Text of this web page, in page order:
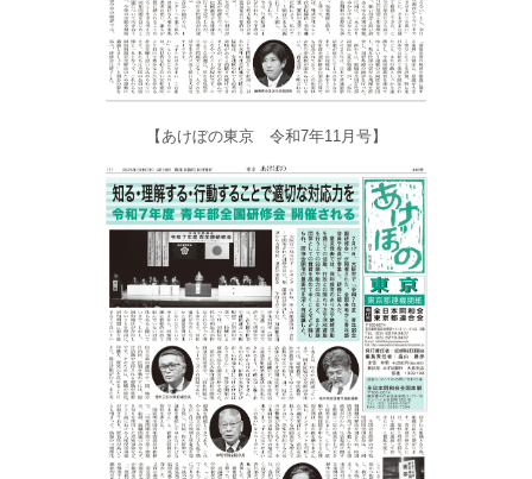
【あけぼの東京 令和7年11月号】